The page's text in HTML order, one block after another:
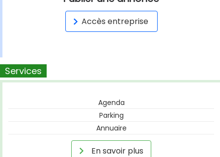
Accès entreprise
Services
Agenda
Parking
Annuaire
En savoir plus